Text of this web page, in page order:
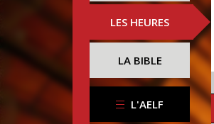
LES HEURES
LA BIBLE
L'AELF